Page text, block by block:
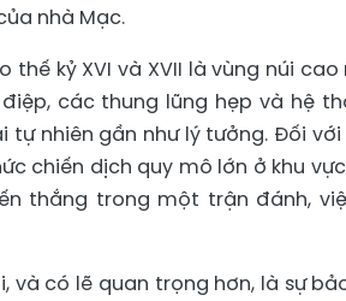
nhà Mạc.
thế kỷ XVI và XVII là vùng núi
các thung lũng hẹp và hệ
tự nhiên gần như lý tưởng. Đối
chiến dịch quy mô lớn ở khu
thắng trong một trận đánh,
và có lẽ quan trọng hơn, là sự